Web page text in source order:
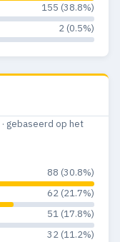
155 (38.8%)
2 (0.5%)
gebaseerd op het
88 (30.8%)
62 (21.7%)
51 (17.8%)
32 (11.2%)